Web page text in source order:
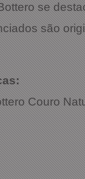
se
são